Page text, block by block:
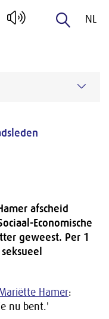
NL
afscheid
Economische
geweest. Per 1
Hamer:
nu bent.'